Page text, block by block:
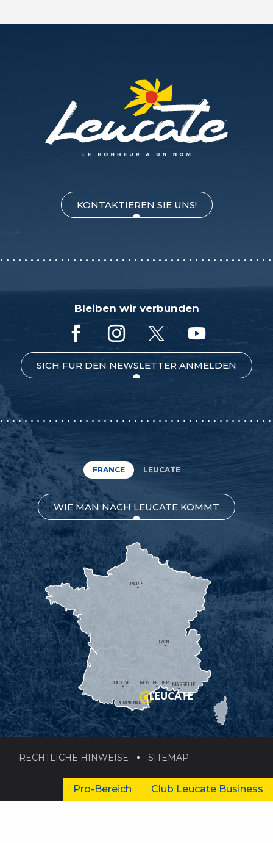
KONTAKTIEREN SIE UNS!
Bleiben wir verbunden
SICH FÜR DEN NEWSLETTER ANMELDEN
FRANCE LEUCATE
WIE MAN NACH LEUCATE KOMMT
MONTPELLIER
PERPIGNAN
MARSEILLE
TOULOUSE
LYON
PARIS
LEUCATE
RECHTLICHE HINWEISE SITEMAP
Pro-Bereich Club Leucate Business